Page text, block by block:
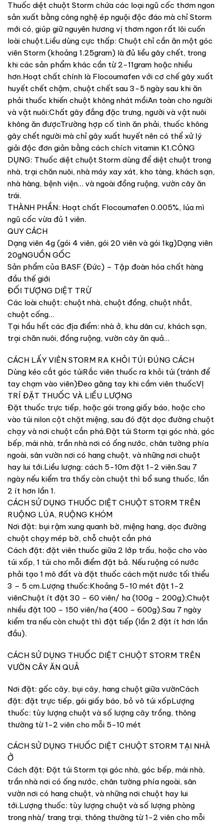
Thuốc diệt chuột Storm chứa các loại ngũ cốc thơm ngon
sản xuất bằng công nghệ ép nguội độc đáo mà chỉ Storm
mới có, giúp giữ nguyên hương vị thơm ngon rất lôi cuốn
loài chuột.Liều dùng cực thấp: Chuột chỉ cần ăn một góc
viên Storm (khoảng 1.25gram) là đủ liều gây chết, trong
khi các sản phẩm khác cần từ 2-11gram hoặc nhiều
hơn.Hoạt chất chính là Flocoumafen với cơ chế gây xuất
huyết chết chậm, chuột chết sau 3-5 ngày sau khi ăn
phải thuốc khiến chuột không nhát mồiAn toàn cho người
và vật nuôi:Chất gây đắng đặc trưng, người và vật nuôi
không ăn đượcTrường hợp cố tình ăn phải, thuốc không
gây chết người mà chỉ gây xuất huyết nên có thể xử lý
giải độc đơn giản bằng cách chích vitamin K1.CÔNG
DỤNG: Thuốc diệt chuột Storm dùng để diệt chuột trong
nhà, trại chăn nuôi, nhà máy xay xát, kho tàng, khách sạn,
nhà hàng, bệnh viện… và ngoài đồng ruộng, vườn cây ăn
trái.
THÀNH PHẦN: Hoạt chất Flocoumafen 0.005%, lúa mì
ngũ cốc vừa đủ 1 viên.
QUY CÁCH
Dạng viên 4g (gói 4 viên, gói 20 viên và gói 1kg)Dạng viên
20gNGUỒN GỐC
Sản phẩm của BASF (Đức) – Tập đoàn hóa chất hàng
đầu thế giới
ĐỐI TƯỢNG DIỆT TRỪ
Các loài chuột: chuột nhà, chuột đồng, chuột nhắt,
chuột cống…
Tại hầu hết các địa điểm: nhà ở, khu dân cư, khách sạn,
trại chăn nuôi, đồng ruộng, vườn cây ăn quả…
CÁCH LẤY VIÊN STORM RA KHỎI TÚI ĐÚNG CÁCH
Dùng kéo cắt góc túiRắc viên thuốc ra khỏi túi (tránh để
tay chạm vào viên)Đeo găng tay khi cầm viên thuốcVỊ
TRÍ ĐẶT THUỐC VÀ LIỀU LƯỢNG
Đặt thuốc trực tiếp, hoặc gói trong giấy báo, hoặc cho
vào túi nilon cột chặt miệng, sau đó đặt dọc đường chuột
chạy và nơi chuột cắn phá.Đặt túi Storm tại góc nhà, góc
bếp, mái nhà, trần nhà nơi có ống nước, chân tường phía
ngoài, sân vườn nơi có hang chuột, và những nơi chuột
hay lui tới.Liều lượng: cách 5-10m đặt 1-2 viên.Sau 7
ngày nếu kiểm tra thấy còn chuột thì bổ sung thuốc, lần
2 ít hơn lần 1.
CÁCH SỬ DỤNG THUỐC DIỆT CHUỘT STORM TRÊN
RUỘNG LÚA, RUỘNG KHÓM
Nơi đặt: bụi rậm xung quanh bờ, miệng hang, dọc đường
chuột chạy mép bờ, chỗ chuột cắn phá
Cách đặt: đặt viên thuốc giữa 2 lớp trấu, hoặc cho vào
túi xốp, 1 túi cho mỗi điểm đặt bả. Nếu ruộng có nước
phải tạo 1 mô đất và đặt thuốc cách mặt nước tối thiểu
3 – 5 cm.Lượng thuốc:Khoảng 5-10 mét đặt 1-2
viênChuột ít đặt 30 – 60 viên/ ha (100g – 200g);Chuột
nhiều đặt 100 – 150 viên/ha (400 – 600g).Sau 7 ngày
kiểm tra nếu còn chuột thì đặt tiếp (lần 2 đặt ít hơn lần
đầu).
CÁCH SỬ DỤNG THUỐC DIỆT CHUỘT STORM TRÊN
VƯỜN CÂY ĂN QUẢ
Nơi đặt: gốc cây, bụi cây, hang chuột giữa vườnCách
đặt: đặt trực tiếp, gói giấy báo, bỏ vô túi xốpLượng
thuốc: tùy lượng chuột và số lượng cây trồng, thông
thường từ 1-2 viên cho mỗi 5-10 mét
CÁCH SỬ DỤNG THUỐC DIỆT CHUỘT STORM TẠI NHÀ
Ở
Cách đặt: Đặt túi Storm tại góc nhà, góc bếp, mái nhà,
trần nhà nơi có ống nước, chân tường phía ngoài, sân
vườn nơi có hang chuột, và những nơi chuột hay lui
tới.Lượng thuốc: tùy lượng chuột và số lượng phòng
trong nhà/ trang trại, thông thường từ 1-2 viên cho mỗi